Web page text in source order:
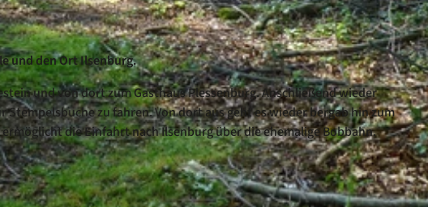
und den Ort Ilsenburg.
und von dort zum Gasthaus Plessenburg. Anschließend wieder
zu fahren. Von dort aus geht es wieder bergab hin zum
die Einfahrt nach Ilsenburg über die ehemalige Bobbahn.